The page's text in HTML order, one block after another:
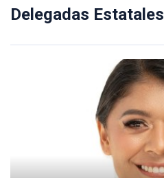
Delegadas Estatales